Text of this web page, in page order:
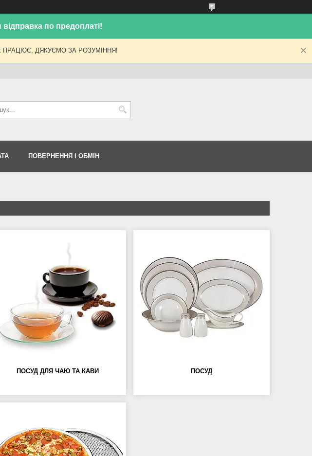
по предоплаті!
ПРАЦЮЄ, ДЯКУЄМО ЗА РОЗУМІННЯ!
ПОВЕРНЕННЯ І ОБМІН
ПОСУД ДЛЯ ЧАЮ ТА КАВИ ПОСУД